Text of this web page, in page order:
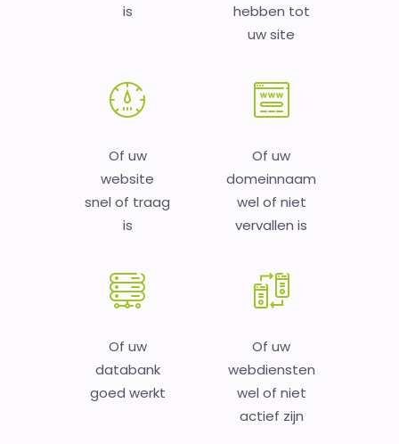
is
hebben tot
uw site
Of uw
website
snel of traag
is
Of uw
domeinnaam
wel of niet
vervallen is
Of uw
databank
goed werkt
Of uw
webdiensten
wel of niet
actief zijn